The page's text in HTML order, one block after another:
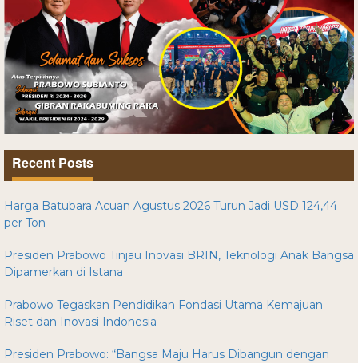
Recent Posts
Harga Batubara Acuan Agustus 2026 Turun Jadi USD 124,44
per Ton
Presiden Prabowo Tinjau Inovasi BRIN, Teknologi Anak Bangsa
Dipamerkan di Istana
Prabowo Tegaskan Pendidikan Fondasi Utama Kemajuan
Riset dan Inovasi Indonesia
Presiden Prabowo: “Bangsa Maju Harus Dibangun dengan